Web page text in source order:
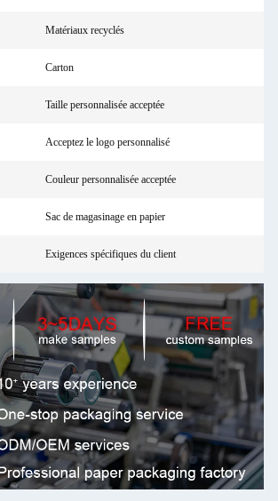
Matériaux recyclés
Carton
Taille personnalisée acceptée
Acceptez le logo personnalisé
Couleur personnalisée acceptée
Sac de magasinage en papier
Exigences spécifiques du client